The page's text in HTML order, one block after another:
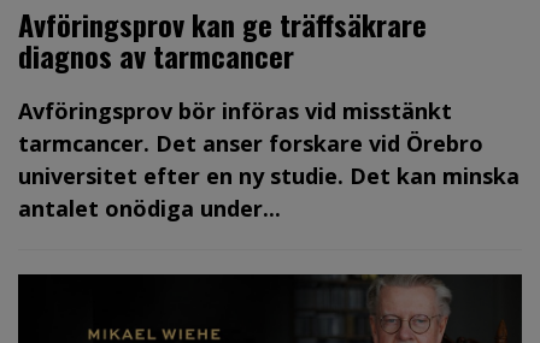
Avföringsprov kan ge träffsäkrare
diagnos av tarmcancer
Avföringsprov bör införas vid misstänkt
tarmcancer. Det anser forskare vid Örebro
universitet efter en ny studie. Det kan minska
antalet onödiga under...